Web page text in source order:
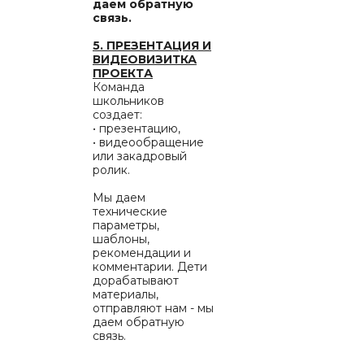
даем обратную
связь.
5. ПРЕЗЕНТАЦИЯ И
ВИДЕОВИЗИТКА
ПРОЕКТА
Команда
школьников
создает:
• презентацию,
• видеообращение
или закадровый
ролик.
Мы даем
технические
параметры,
шаблоны,
рекомендации и
комментарии. Дети
дорабатывают
материалы,
отправляют нам - мы
даем обратную
связь.